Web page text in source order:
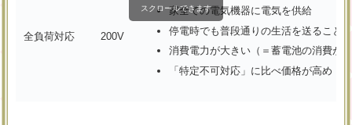
全負荷対応 200V
家全ての電気機器に電気を供給
停電時でも普段通りの生活を送ること
消費電力が大きい（＝蓄電池の消費が
「特定不可対応」に比べ価格が高め
スクロールできます